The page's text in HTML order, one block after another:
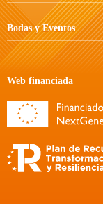
Web financiada
Bodas y Eventos